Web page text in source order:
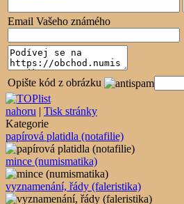
Email Vašeho známého
Opište kód z obrázku
nahoru | Tisk stránky
Kategorie
papírová platidla (notafilie)
mince (numismatika)
vyznamenání, řády (faleristika)